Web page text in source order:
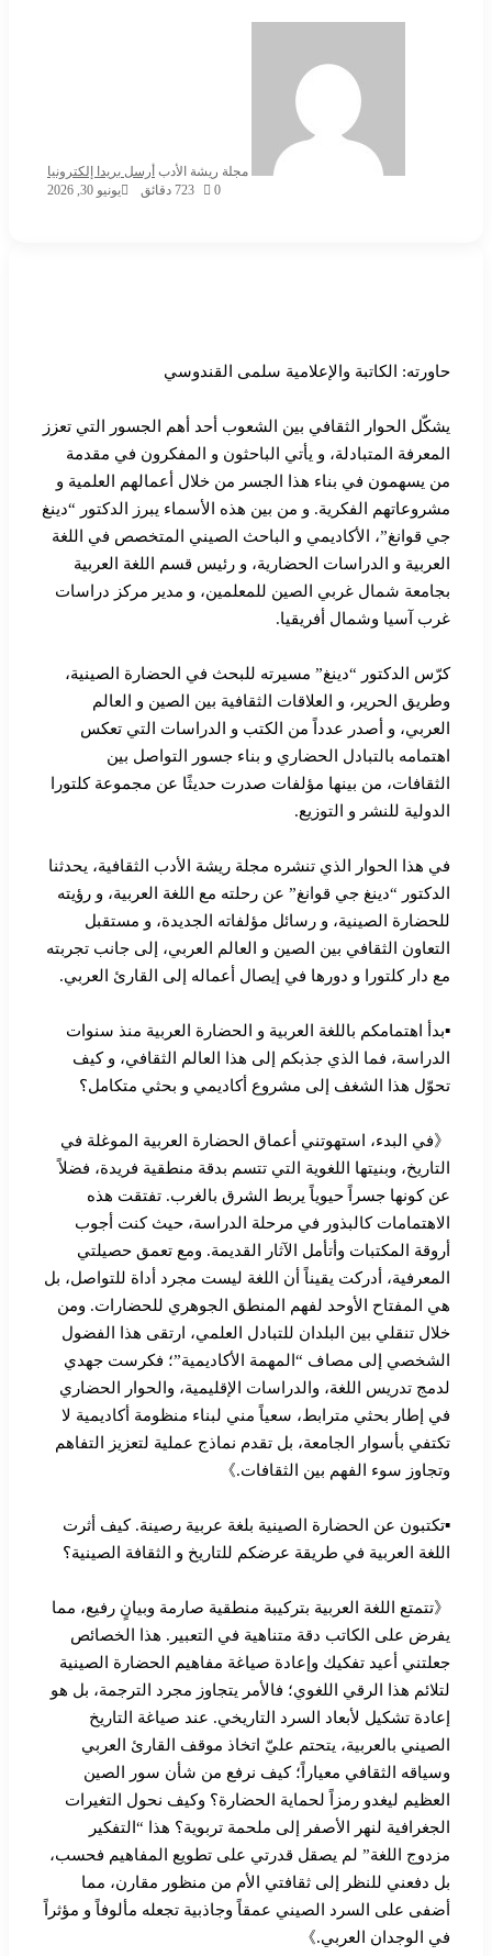
مجلة ريشة الأدب أرسل بريدا إلكترونيا
يونيو 30, 2026
0
237 دقائق
حاورته: الكاتبة والإعلامية سلمى القندوسي
يشكّل الحوار الثقافي بين الشعوب أحد أهم الجسور التي تعزز
المعرفة المتبادلة، و يأتي الباحثون و المفكرون في مقدمة
من يسهمون في بناء هذا الجسر من خلال أعمالهم العلمية و
مشروعاتهم الفكرية. و من بين هذه الأسماء يبرز الدكتور “دينغ
جي قوانغ”، الأكاديمي و الباحث الصيني المتخصص في اللغة
العربية و الدراسات الحضارية، و رئيس قسم اللغة العربية
بجامعة شمال غربي الصين للمعلمين، و مدير مركز دراسات
غرب آسيا وشمال أفريقيا.
كرّس الدكتور “دينغ” مسيرته للبحث في الحضارة الصينية،
وطريق الحرير، و العلاقات الثقافية بين الصين و العالم
العربي، و أصدر عدداً من الكتب و الدراسات التي تعكس
اهتمامه بالتبادل الحضاري و بناء جسور التواصل بين
الثقافات، من بينها مؤلفات صدرت حديثًا عن مجموعة كلتورا
الدولية للنشر و التوزيع.
في هذا الحوار الذي تنشره مجلة ريشة الأدب الثقافية، يحدثنا
الدكتور “دينغ جي قوانغ” عن رحلته مع اللغة العربية، و رؤيته
للحضارة الصينية، و رسائل مؤلفاته الجديدة، و مستقبل
التعاون الثقافي بين الصين و العالم العربي، إلى جانب تجربته
مع دار كلتورا و دورها في إيصال أعماله إلى القارئ العربي.
▪︎بدأ اهتمامكم باللغة العربية و الحضارة العربية منذ سنوات
الدراسة، فما الذي جذبكم إلى هذا العالم الثقافي، و كيف
تحوّل هذا الشغف إلى مشروع أكاديمي و بحثي متكامل؟
《في البدء، استهوتني أعماق الحضارة العربية الموغلة في
التاريخ، وبنيتها اللغوية التي تتسم بدقة منطقية فريدة، فضلاً
عن كونها جسراً حيوياً يربط الشرق بالغرب. تفتقت هذه
الاهتمامات كالبذور في مرحلة الدراسة، حيث كنت أجوب
أروقة المكتبات وأتأمل الآثار القديمة. ومع تعمق حصيلتي
المعرفية، أدركت يقيناً أن اللغة ليست مجرد أداة للتواصل، بل
هي المفتاح الأوحد لفهم المنطق الجوهري للحضارات. ومن
خلال تنقلي بين البلدان للتبادل العلمي، ارتقى هذا الفضول
الشخصي إلى مصاف “المهمة الأكاديمية”؛ فكرست جهدي
لدمج تدريس اللغة، والدراسات الإقليمية، والحوار الحضاري
في إطار بحثي مترابط، سعياً مني لبناء منظومة أكاديمية لا
تكتفي بأسوار الجامعة، بل تقدم نماذج عملية لتعزيز التفاهم
وتجاوز سوء الفهم بين الثقافات.》
▪︎تكتبون عن الحضارة الصينية بلغة عربية رصينة. كيف أثرت
اللغة العربية في طريقة عرضكم للتاريخ و الثقافة الصينية؟
《تتمتع اللغة العربية بتركيبة منطقية صارمة وبيانٍ رفيع، مما
يفرض على الكاتب دقة متناهية في التعبير. هذا الخصائص
جعلتني أعيد تفكيك وإعادة صياغة مفاهيم الحضارة الصينية
لتلائم هذا الرقي اللغوي؛ فالأمر يتجاوز مجرد الترجمة، بل هو
إعادة تشكيل لأبعاد السرد التاريخي. عند صياغة التاريخ
الصيني بالعربية، يتحتم عليّ اتخاذ موقف القارئ العربي
وسياقه الثقافي معياراً؛ كيف نرفع من شأن سور الصين
العظيم ليغدو رمزاً لحماية الحضارة؟ وكيف نحول التغيرات
الجغرافية لنهر الأصفر إلى ملحمة تربوية؟ هذا “التفكير
مزدوج اللغة” لم يصقل قدرتي على تطويع المفاهيم فحسب،
بل دفعني للنظر إلى ثقافتي الأم من منظور مقارن، مما
أضفى على السرد الصيني عمقاً وجاذبية تجعله مألوفاً و مؤثراً
في الوجدان العربي.》